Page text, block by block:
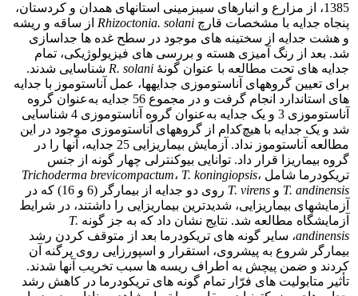
1385، از مزارع و انبارهای سیب‏زمینی استان‏های همدان و کردستان،
پنجاه جدایه با مشخصات قارچ Rhizoctonia. solani از ساقه و ریشه
و هشت جدایه از سختینه ‏های موجود در سطح غده ‏ها جداسازی
شد. بعد از رنگ‏ آمیزی هسته و بررسی‏ های فیزیولوژیکی، تمام
جدایه‏ های تحت مطالعه با عنوان گونۀ R. solani شناسایی شدند.
برای تعیین گروه‏های آناستوموزی جدایه‏ها، عمل آناستوموز با جدایه
‏های استاندارد انجام گرفت و در مجموع 56 جدایه به‌عنوان گروه
آناستوموزی 3 و یک جدایه به‌‏عنوان گروه آناستوموزی 4 شناسایی
شد و یک جدایه با هیچ‌کدام از گروه‏های آناستوموزی موجود در این
مطالعه آناستوموز نداد. آزمایش بیماری‏زایی 25 جدایه‏، آنها را در
گروه بیماری‏زا قرار داد. توانایی بیوکنترلی چهار گونه از جنس
تریکودرما شامل
Trichoderma brevicompactum، T. koningiopsis،
T. andinensis و T. virens
روی دو جدایه‏ از بیمارگر (6 و 16) که در
آزمایش‏های بیماری‏زایی، شدیدترین بیماری‏زایی را داشتند، در شرایط
آزمایشگاه مطالعه شد. نتایج نشان داد که به جز گونه T.
andinensis، سایر گونه‏ های تریکودرما بعد از متوقف کردن رشد
بیمارگر شروع به پیشروی، استقرار و اسپورزایی روی پرگنه آن
کردند و ضمن پیچش به اطراف ریسه‏ ها سبب تخریب آنها شدند.
تأثیر متابولیت‏ های فرّار تمام گونه ‏های تریکودرما در کاهش رشد